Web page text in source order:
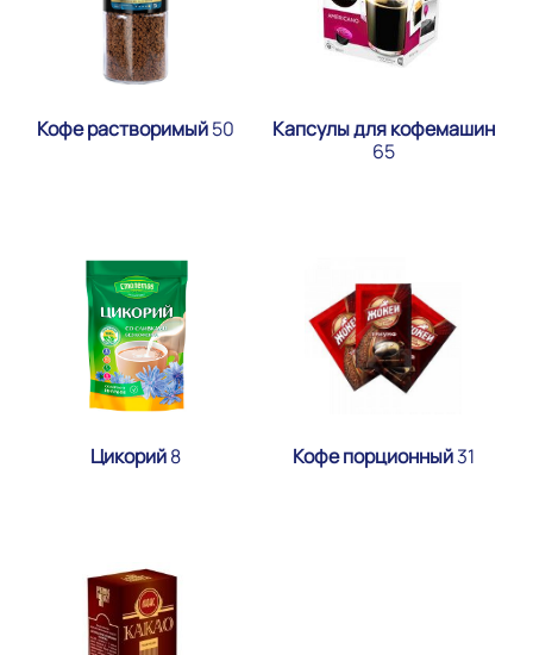
Кофе растворимый50
Капсулы для кофемашин
65
Цикорий8 Кофе порционный31